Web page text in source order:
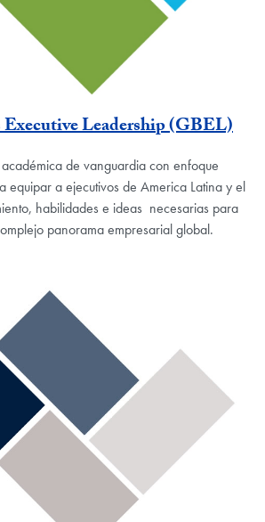
Leadership (GBEL)
de vanguardia con enfoque
equipar a ejecutivos de America Latina y el
habilidades e ideas necesarias para
panorama empresarial global.